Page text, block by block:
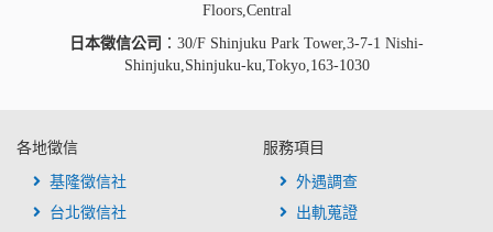
Floors,Central
日本徵信公司 ：30/F Shinjuku Park Tower,3-7-1 Nishi-
Shinjuku,Shinjuku-ku,Tokyo,163-1030
各地徵信
基隆徵信社
台北徵信社
服務項目
外遇調查
出軌蒐證